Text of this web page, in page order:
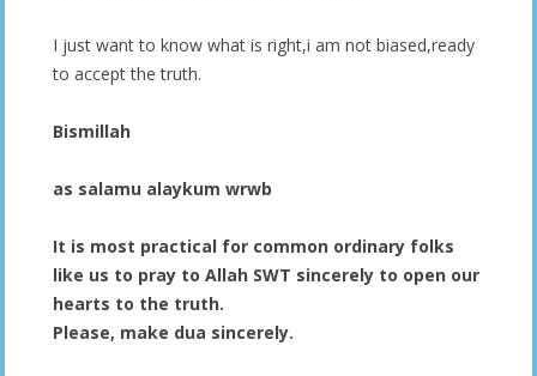
I just want to know what is right,i am not biased,ready
to accept the truth.
Bismillah
as salamu alaykum wrwb
It is most practical for common ordinary folks
like us to pray to Allah SWT sincerely to open our
hearts to the truth.
Please, make dua sincerely.